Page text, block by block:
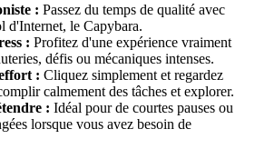
: Passez du temps de qualité avec
d'Internet, le Capybara.
: Profitez d'une expérience vraiment
défis ou mécaniques intenses.
: Cliquez simplement et regardez
calmement des tâches et explorer.
: Idéal pour de courtes pauses ou
lorsque vous avez besoin de